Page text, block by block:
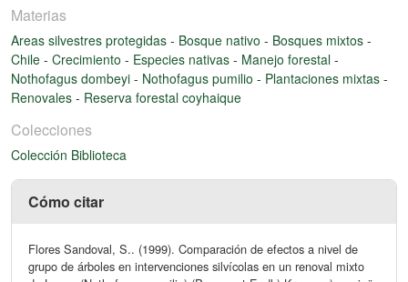
Materias
Areas silvestres protegidas - Bosque nativo - Bosques mixtos -
Chile - Crecimiento - Especies nativas - Manejo forestal -
Nothofagus dombeyi - Nothofagus pumilio - Plantaciones mixtas -
Renovales - Reserva forestal coyhaique
Colecciones
Colección Biblioteca
Cómo citar
Flores Sandoval, S.. (1999). Comparación de efectos a nivel de
grupo de árboles en intervenciones silvícolas en un renoval mixto